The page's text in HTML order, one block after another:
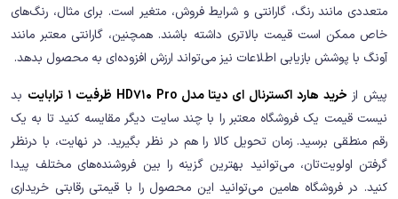
متعددی مانند رنگ، گارانتی و شرایط فروش، متغیر است. برای مثال، رنگ‌های
خاص ممکن است قیمت بالاتری داشته باشند. همچنین، گارانتی معتبر مانند
آونگ با پوشش بازیابی اطلاعات نیز می‌تواند ارزش افزوده‌ای به محصول بدهد.
پیش از خرید هارد اکسترنال ای دیتا مدل HD710 Pro ظرفیت 1 ترابایت
بد
نیست قیمت یک فروشگاه معتبر را با چند سایت دیگر مقایسه کنید تا به یک
رقم منطقی برسید. زمان تحویل کالا را هم در نظر بگیرید. در نهایت، با درنظر
گرفتن اولویت‌تان، می‌توانید بهترین گزینه را بین فروشنده‌های مختلف پیدا
کنید. در فروشگاه هامین می‌توانید این محصول را با قیمتی رقابتی خریداری